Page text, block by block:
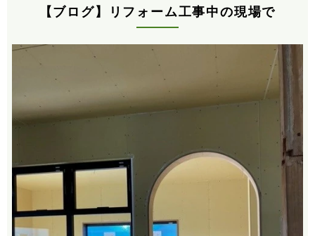
【ブログ】リフォーム工事中の現場で